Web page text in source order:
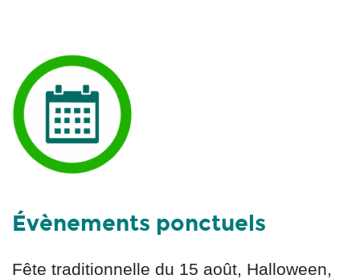
Évènements ponctuels
Fête traditionnelle du 15 août, Halloween,